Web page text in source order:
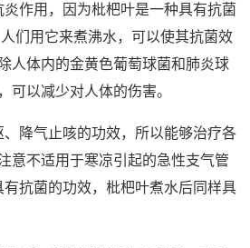
作用，因为枇杷叶是一种具有抗菌
们用它来煮沸水，可以使其抗菌效
人体内的金黄色葡萄球菌和肺炎球
可以减少对人体的伤害。
降气止咳的功效，所以能够治疗各
意不适用于寒凉引起的急性支气管
抗菌的功效，枇杷叶煮水后同样具